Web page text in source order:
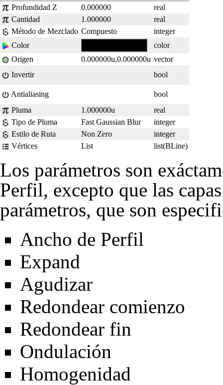
Profundidad Z
0.000000
real
Cantidad
1.000000
real
Método de Mezclado Compuesto
integer
Color
color
Origen
0.000000u,0.000000u vector
Invertir
bool
Antialiasing
bool
Pluma
1.000000u
real
Tipo de Pluma
Fast Gaussian Blur
integer
Estilo de Ruta
Non Zero
integer
Vértices
List list(BLine)
Los parámetros son
Perfil, excepto que las
parámetros, que son
Ancho de Perfil
Expand
Agudizar
Redondear comienzo
Redondear fin
Ondulación
Homogenidad